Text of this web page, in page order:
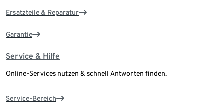
Ersatzteile & Reparatur
Garantie
Service & Hilfe
Online-Services nutzen & schnell Antworten finden.
Service-Bereich